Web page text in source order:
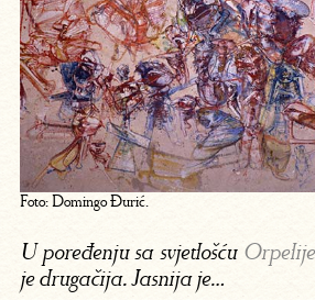
Foto: Domingo Đurić.
U poređenju sa svjetlošću
je drugačija. Jasnija je…